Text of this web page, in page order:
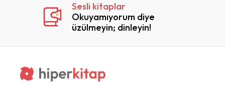
Sesli kitaplar
Okuyamıyorum diye
üzülmeyin; dinleyin!